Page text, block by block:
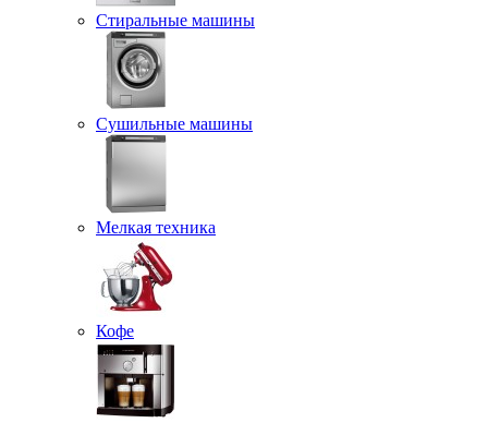
Стиральные машины
Сушильные машины
Мелкая техника
Кофе